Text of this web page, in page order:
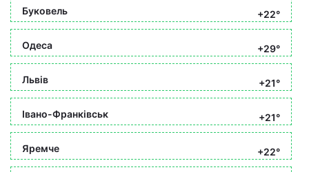
Буковель +22°
Одеса +29°
Львів +21°
Івано-Франківськ +21°
Яремче +22°